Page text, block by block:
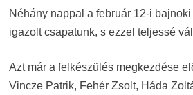
Néhány nappal a február 12-i
igazolt csapatunk, s ezzel teljessé
Azt már a felkészülés megkezdése
Vincze Patrik, Fehér Zsolt, Háda